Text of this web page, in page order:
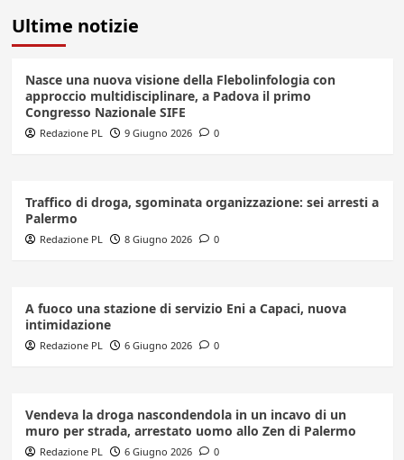
Ultime notizie
Nasce una nuova visione della Flebolinfologia con
approccio multidisciplinare, a Padova il primo
Congresso Nazionale SIFE
Redazione PL 9 Giugno 2026 0
Traffico di droga, sgominata organizzazione: sei arresti a
Palermo
Redazione PL 8 Giugno 2026 0
A fuoco una stazione di servizio Eni a Capaci, nuova
intimidazione
Redazione PL 6 Giugno 2026 0
Vendeva la droga nascondendola in un incavo di un
muro per strada, arrestato uomo allo Zen di Palermo
Redazione PL 6 Giugno 2026 0